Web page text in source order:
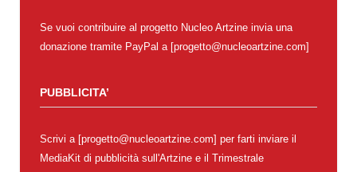
Se vuoi contribuire al progetto Nucleo Artzine invia una
donazione tramite PayPal a [progetto@nucleoartzine.com]
PUBBLICITA’
Scrivi a [progetto@nucleoartzine.com] per farti inviare il
MediaKit di pubblicità sull'Artzine e il Trimestrale